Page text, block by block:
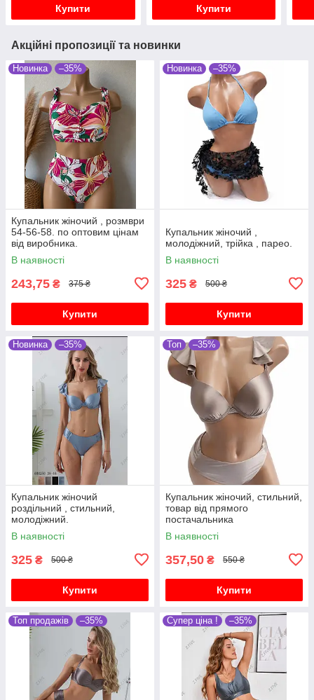
Купити Купити
Акційні пропозиції та новинки
Новинка –35%
Купальник жіночий , розмври
54-56-58. по оптовим цінам
від виробника.
В наявності
243,75 ₴ 375 ₴
Купити
Новинка –35%
Купальник жіночий ,
молодіжний, трійка , парео.
В наявності
325 ₴ 500 ₴
Купити
Новинка –35%
Купальник жіночий
роздільний , стильний,
молодіжний.
В наявності
325 ₴ 500 ₴
Купити
Топ –35%
Купальник жіночий, стильний,
товар від прямого
постачальника
В наявності
357,50 ₴ 550 ₴
Купити
Топ продажів –35% Супер ціна ! –35%